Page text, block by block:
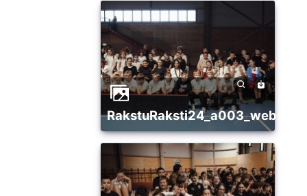
RakstuRaksti24_a003_websize